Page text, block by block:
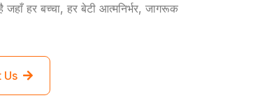
जहाँ हर बच्चा, हर बेटी आत्मनिर्भर, जागरूक
Us